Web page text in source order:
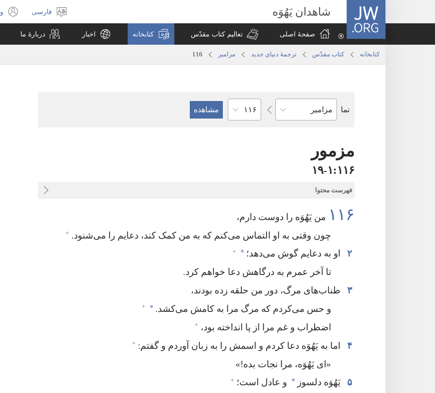
JW.ORG شاهدان یَهُوَه
انتخاب
فارسی
صفحهٔ اصلی تعالیم کتاب مقدّس کتابخانه اخبار دربارهٔ ما
کتابخانه کتاب مقدّس ترجمۀ دنیای جدید مزامیر 116
نما
کتاب
فصل
مزمور
۱۱۶‏:‏۱‏-‏۱۹
فهرست محتوا
۱۱۶ من یَهُوَه را دوست دارم،‏
چون وقتی به او التماس می‌کنم که به من کمک کند،‏ دعایم را می‌شنود.‏ +
۲ او به دعایم گوش می‌دهد؛‏ *
+
تا آخر عمرم به درگاهش دعا خواهم کرد.‏
۳
طناب‌های مرگ،‏ دور من حلقه زده بودند،‏
و حس می‌کردم که مرگ مرا به کامش می‌کشد.‏ *
+
اضطراب و غم مرا از پا انداخته بود،‏ +
۴ اما به یَهُوَه دعا کردم و اسمش را به زبان آوردم و گفتم:‏ +
‏«ای یَهُوَه،‏ مرا نجات بده!‏»‏
۵
یَهُوَه دلسوز * و عادل است؛‏ +